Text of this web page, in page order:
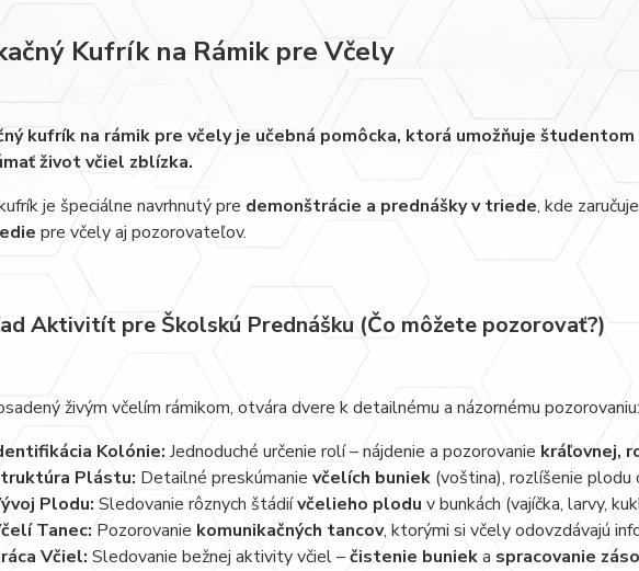
Kufrík na Rámik pre Včely
kufrík na rámik pre včely je učebná pomôcka, ktorá umožňuje
život včiel zblízka.
je špeciálne navrhnutý pre demonštrácie a prednášky v triede, kde zaručuje
pre včely aj pozorovateľov.
Aktivitít pre Školskú Prednášku (Čo môžete pozorovať?)
živým včelím rámikom, otvára dvere k detailnému a názornému pozorovaniu:
Kolónie: Jednoduché určenie rolí – nájdenie a pozorovanie kráľovnej,
Plástu: Detailné preskúmanie včelích buniek(voština), rozlíšenie plodu
Plodu: Sledovanie rôznych štádiívčelieho plodu v bunkách (vajíčka, larvy,
Tanec:Pozorovanie komunikačných tancov, ktorými si včely odovzdávajú
Včiel: Sledovanie bežnej aktivity včiel –čistenie bunieka spracovanie